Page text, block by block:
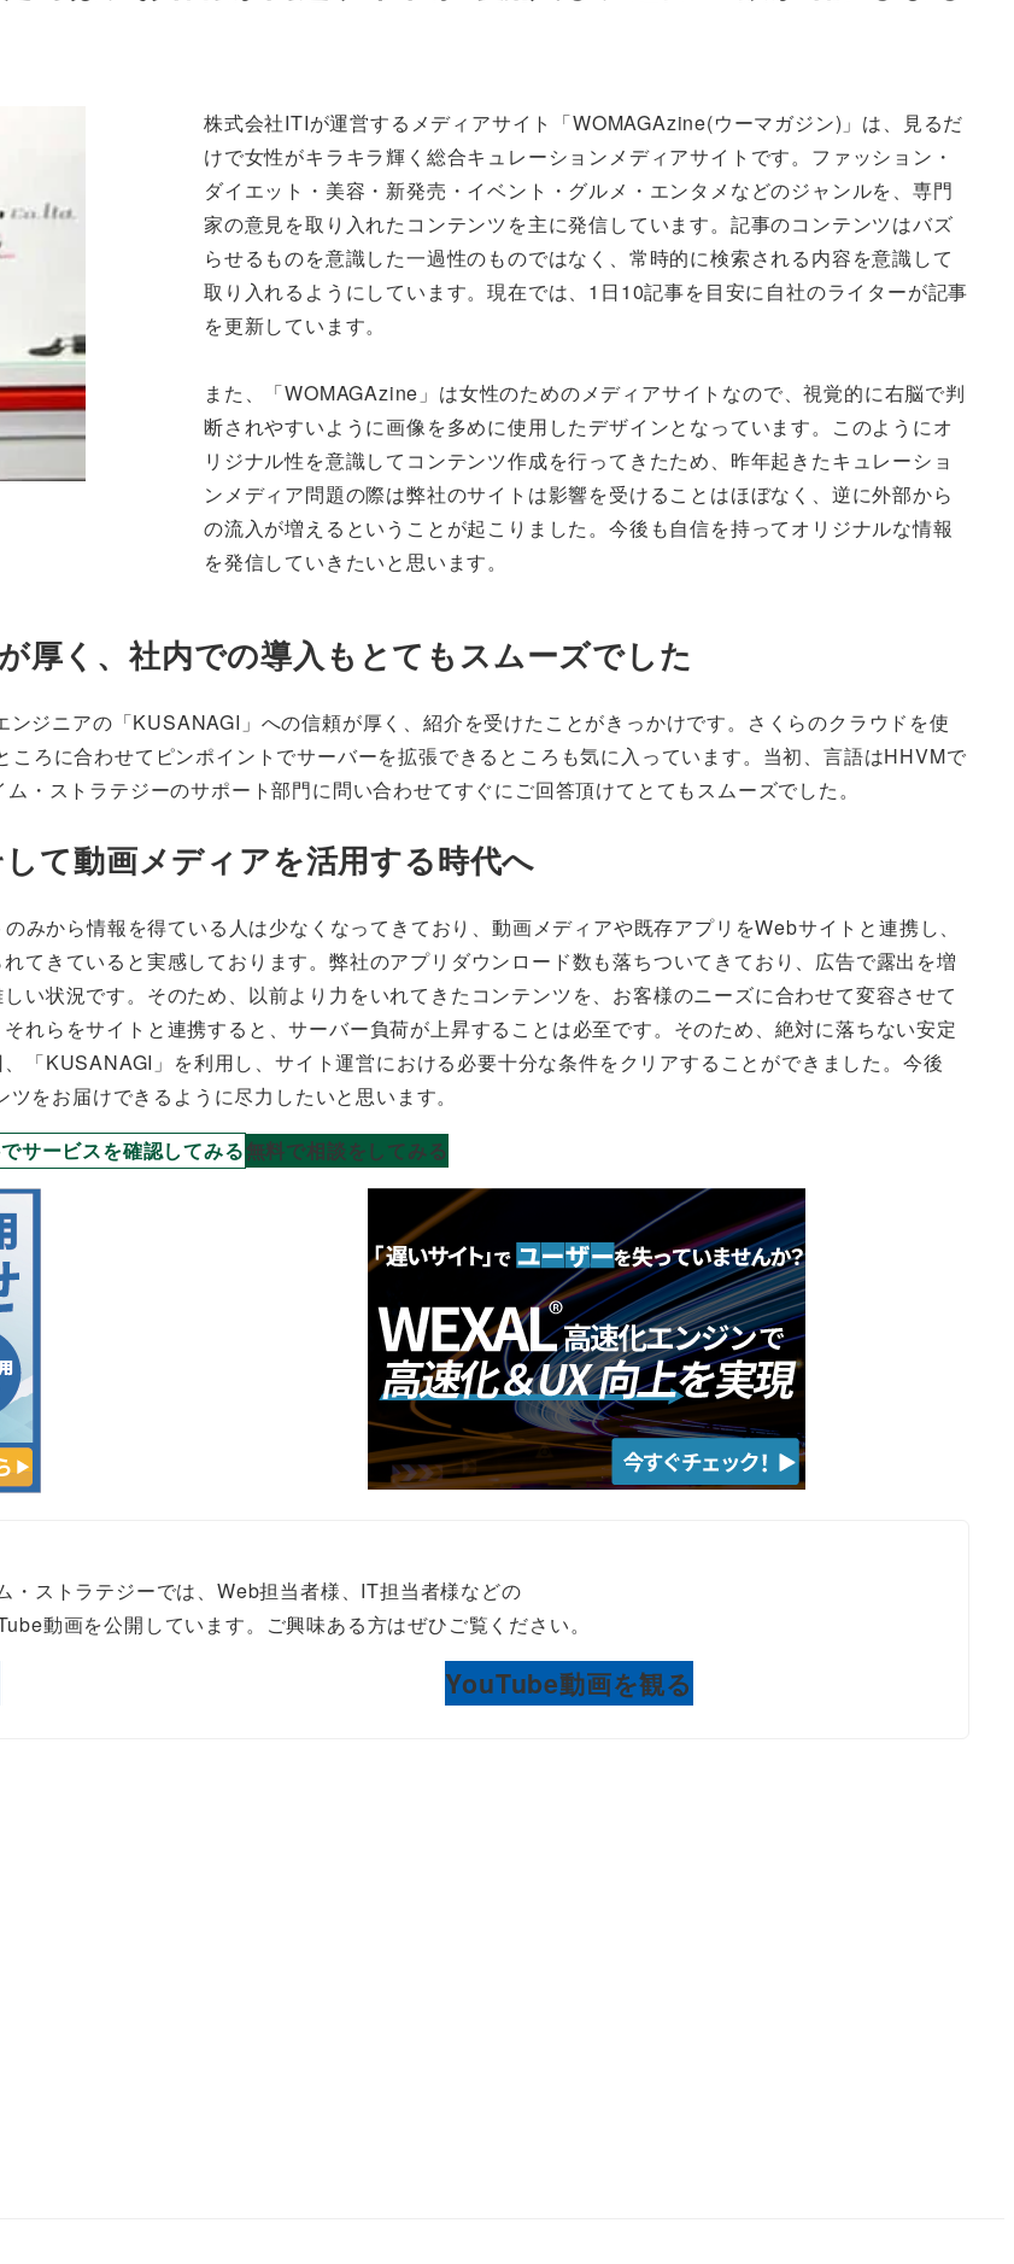
株式会社ITIが運営するメディアサイト「WOMAGAzine(ウーマガジン)」は、見るだ
けで女性がキラキラ輝く総合キュレーションメディアサイトです。ファッション・
ダイエット・美容・新発売・イベント・グルメ・エンタメなどのジャンルを、専門
家の意見を取り入れたコンテンツを主に発信しています。記事のコンテンツはバズ
らせるものを意識した一過性のものではなく、常時的に検索される内容を意識して
取り入れるようにしています。現在では、1日10記事を目安に自社のライターが記事
を更新しています。
また、「WOMAGAzine」は女性のためのメディアサイトなので、視覚的に右脳で判
断されやすいように画像を多めに使用したデザインとなっています。このようにオ
リジナル性を意識してコンテンツ作成を行ってきたため、昨年起きたキュレーショ
ンメディア問題の際は弊社のサイトは影響を受けることはほぼなく、逆に外部から
の流入が増えるということが起こりました。今後も自信を持ってオリジナルな情報
を発信していきたいと思います。
厚く、社内での導入もとてもスムーズでした
ジニアの「KUSANAGI」への信頼が厚く、紹介を受けたことがきっかけです。さくらのクラウドを使
ろに合わせてピンポイントでサーバーを拡張できるところも気に入っています。当初、言語はHHVMで
・ストラテジーのサポート部門に問い合わせてすぐにご回答頂けてとてもスムーズでした。
て動画メディアを活用する時代へ
みから情報を得ている人は少なくなってきており、動画メディアや既存アプリをWebサイトと連携し、
てきていると実感しております。弊社のアプリダウンロード数も落ちついてきており、広告で露出を増
い状況です。そのため、以前より力をいれてきたコンテンツを、お客様のニーズに合わせて変容させて
れらをサイトと連携すると、サーバー負荷が上昇することは必至です。そのため、絶対に落ちない安定
「KUSANAGI」を利用し、サイト運営における必要十分な条件をクリアすることができました。今後
をお届けできるように尽力したいと思います。
サービスを確認してみる無料で相談をしてみる
・ストラテジーでは、Web担当者様、IT担当者様などの
動画を公開しています。ご興味ある方はぜひご覧ください。
YouTube動画を観る